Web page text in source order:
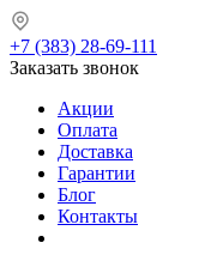
+7 (383) 28-69-111
Заказать звонок
Акции
Оплата
Доставка
Гарантии
Блог
Контакты